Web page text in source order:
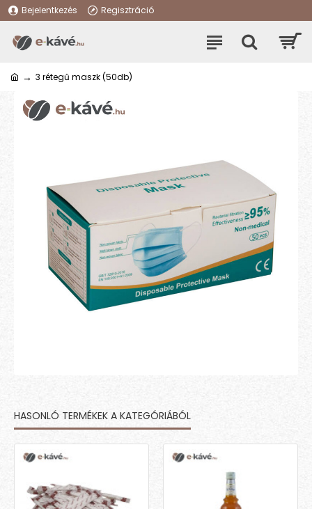
Bejelentkezés Regisztráció
3 rétegű maszk (50db)
HASONLÓ TERMÉKEK A KATEGÓRIÁBÓL